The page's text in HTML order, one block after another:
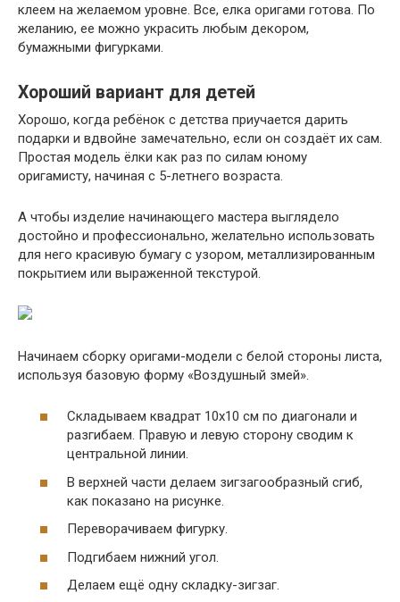
клеем на желаемом уровне. Все, елка оригами готова. По
желанию, ее можно украсить любым декором,
бумажными фигурками.
Хороший вариант для детей
Хорошо, когда ребёнок с детства приучается дарить
подарки и вдвойне замечательно, если он создаёт их сам.
Простая модель ёлки как раз по силам юному
оригамисту, начиная с 5-летнего возраста.
А чтобы изделие начинающего мастера выглядело
достойно и профессионально, желательно использовать
для него красивую бумагу с узором, металлизированным
покрытием или выраженной текстурой.
Начинаем сборку оригами-модели с белой стороны листа,
используя базовую форму «Воздушный змей».
Складываем квадрат 10х10 см по диагонали и
разгибаем. Правую и левую сторону сводим к
центральной линии.
В верхней части делаем зигзагообразный сгиб,
как показано на рисунке.
Переворачиваем фигурку.
Подгибаем нижний угол.
Делаем ещё одну складку-зигзаг.